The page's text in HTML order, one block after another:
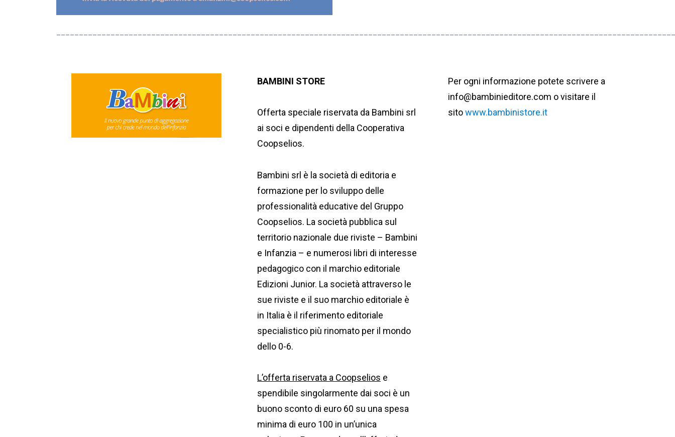
BAMBINI STORE
Offerta speciale riservata da Bambini srl
ai soci e dipendenti della Cooperativa
Coopselios.
Bambini srl è la società di editoria e
formazione per lo sviluppo delle
professionalità educative del Gruppo
Coopselios. La società pubblica sul
territorio nazionale due riviste – Bambini
e Infanzia – e numerosi libri di interesse
pedagogico con il marchio editoriale
Edizioni Junior. La società attraverso le
sue riviste e il suo marchio editoriale è
in Italia è il riferimento editoriale
specialistico più rinomato per il mondo
dello 0-6.
L’offerta riservata a Coopselios e
spendibile singolarmente dai soci è un
buono sconto di euro 60 su una spesa
minima di euro 100 in un’unica
Per ogni informazione potete scrivere a
info@bambinieditore.com o visitare il
sitowww.bambinistore.it